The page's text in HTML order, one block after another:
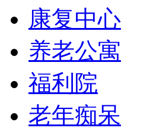
康复中心
养老公寓
福利院
老年痴呆